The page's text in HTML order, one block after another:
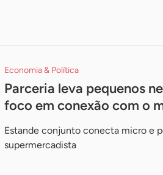
Economia & Política
Parceria leva pequenos
foco em conexão com o
Estande conjunto conecta micro e
supermercadista